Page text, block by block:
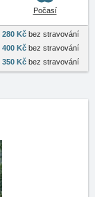
Počasí
280 Kč bez stravování
400 Kč bez stravování
350 Kč bez stravování